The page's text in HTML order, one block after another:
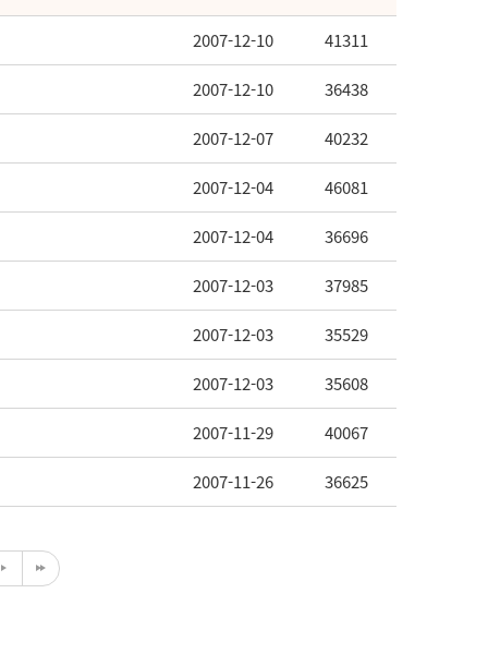
2007-12-10 41311
2007-12-10 36438
2007-12-07 40232
2007-12-04 46081
2007-12-04 36696
2007-12-03 37985
2007-12-03 35529
2007-12-03 35608
2007-11-29 40067
2007-11-26 36625